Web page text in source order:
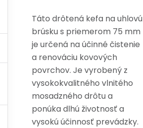
Táto drôtená kefa na uhlovú
brúsku s priemerom 75 mm
je určená na účinné čistenie
a renováciu kovových
povrchov. Je vyrobený z
vysokokvalitného vlnitého
mosadzného drôtu a
ponúka dlhú životnosť a
vysokú účinnosť prevádzky.